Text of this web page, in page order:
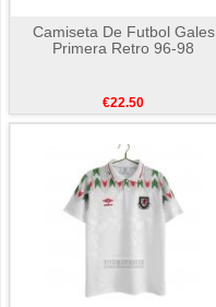
Camiseta De Futbol Gales
Primera Retro 96-98
€22.50